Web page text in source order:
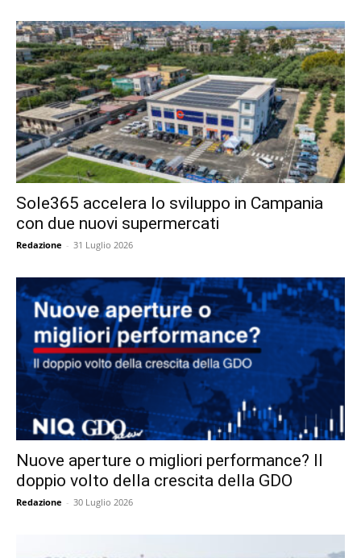
Sole365 accelera lo sviluppo in Campania
con due nuovi supermercati
Redazione - 31 Luglio 2026
Nuove aperture o migliori performance? Il
doppio volto della crescita della GDO
Redazione - 30 Luglio 2026